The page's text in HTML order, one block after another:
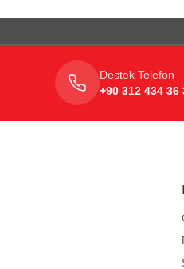
Destek Telefon
+90 312 434 36